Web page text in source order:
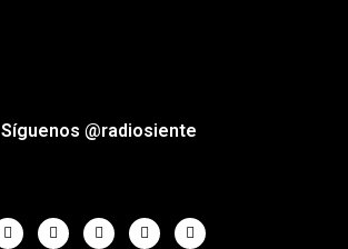
Síguenos @radiosiente